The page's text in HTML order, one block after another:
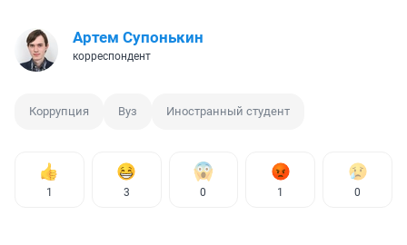
Артем Супонькин
корреспондент
Коррупция Вуз Иностранный студент
1 3 0 1 0